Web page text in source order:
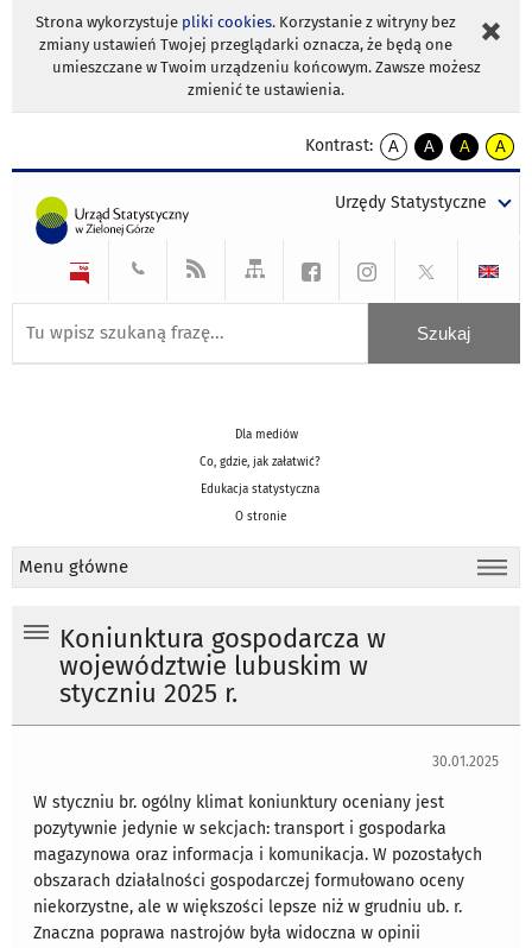
Strona wykorzystuje pliki cookies. Korzystanie z witryny bez
zmiany ustawień Twojej przeglądarki oznacza, że będą one
umieszczane w Twoim urządzeniu końcowym. Zawsze możesz
zmienić te ustawienia.
Kontrast:
A
kontrast
A
kontrast
tekst
czarnym
A
kontrast
tekst
czarnym
A
tekst
żółtym
Urzędy Statystyczne
Dla mediów
Co, gdzie, jak załatwić?
Edukacja statystyczna
O stronie
Menu główne
Koniunktura gospodarcza w
województwie lubuskim w
styczniu 2025 r.
30.01.2025
W styczniu br. ogólny klimat koniunktury oceniany jest
pozytywnie jedynie w sekcjach: transport i gospodarka
magazynowa oraz informacja i komunikacja. W pozostałych
obszarach działalności gospodarczej formułowano oceny
niekorzystne, ale w większości lepsze niż w grudniu ub. r.
Znaczna poprawa nastrojów była widoczna w opinii